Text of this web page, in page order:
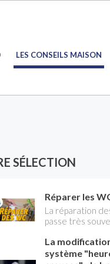
LES CONSEILS MAISON
SÉLECTION
Réparer les
La réparation
passe très
flotteur. Tuto
vous expliquer
La
système